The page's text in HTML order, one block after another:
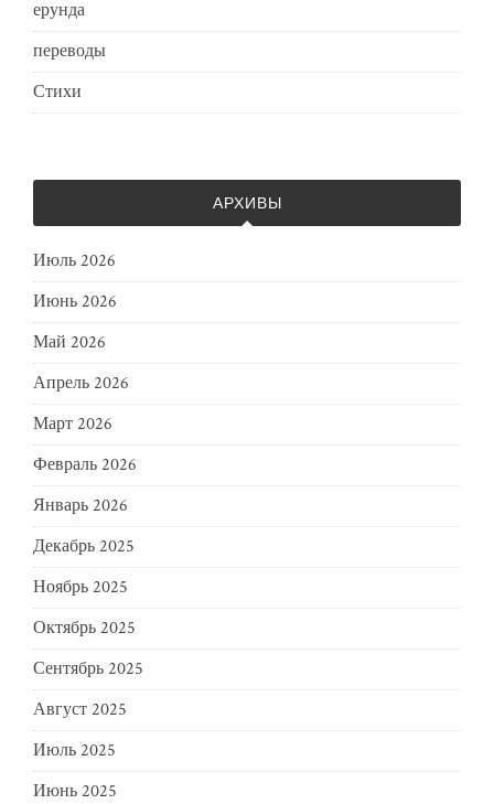
ерунда
переводы
Стихи
АРХИВЫ
Июль 2026
Июнь 2026
Май 2026
Апрель 2026
Март 2026
Февраль 2026
Январь 2026
Декабрь 2025
Ноябрь 2025
Октябрь 2025
Сентябрь 2025
Август 2025
Июль 2025
Июнь 2025